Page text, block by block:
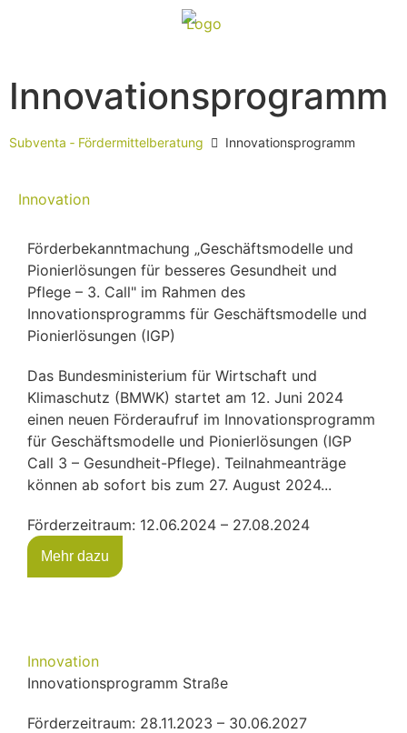
Innovationsprogramm
Subventa ‐ Fördermittelberatung Innovationsprogramm
Innovation
Förderbekanntmachung „Geschäftsmodelle und
Pionierlösungen für besseres Gesundheit und
Pflege – 3. Call" im Rahmen des
Innovationsprogramms für Geschäftsmodelle und
Pionierlösungen (IGP)
Das Bundesministerium für Wirtschaft und
Klimaschutz (BMWK) startet am 12. Juni 2024
einen neuen Förderaufruf im Innovationsprogramm
für Geschäftsmodelle und Pionierlösungen (IGP
Call 3 – Gesundheit-Pflege). Teilnahmeanträge
können ab sofort bis zum 27. August 2024...
Förderzeitraum: 12.06.2024 – 27.08.2024
Mehr dazu
Innovation
Innovationsprogramm Straße
Förderzeitraum: 28.11.2023 – 30.06.2027